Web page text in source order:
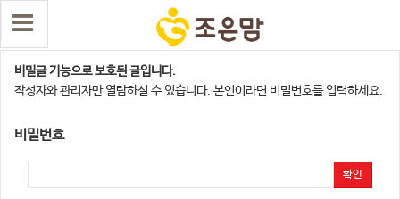
용산,서대문지점
비밀글 기능으로 보호된 글입니다.
작성자와 관리자만 열람하실 수 있습니다. 본인이라면 비밀번호를 입력하세요.
비밀번호
확인